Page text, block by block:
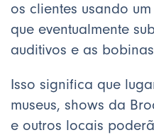
os clientes usando
que eventualmente
auditivos e as
Isso significa que
museus, shows da
e outros locais